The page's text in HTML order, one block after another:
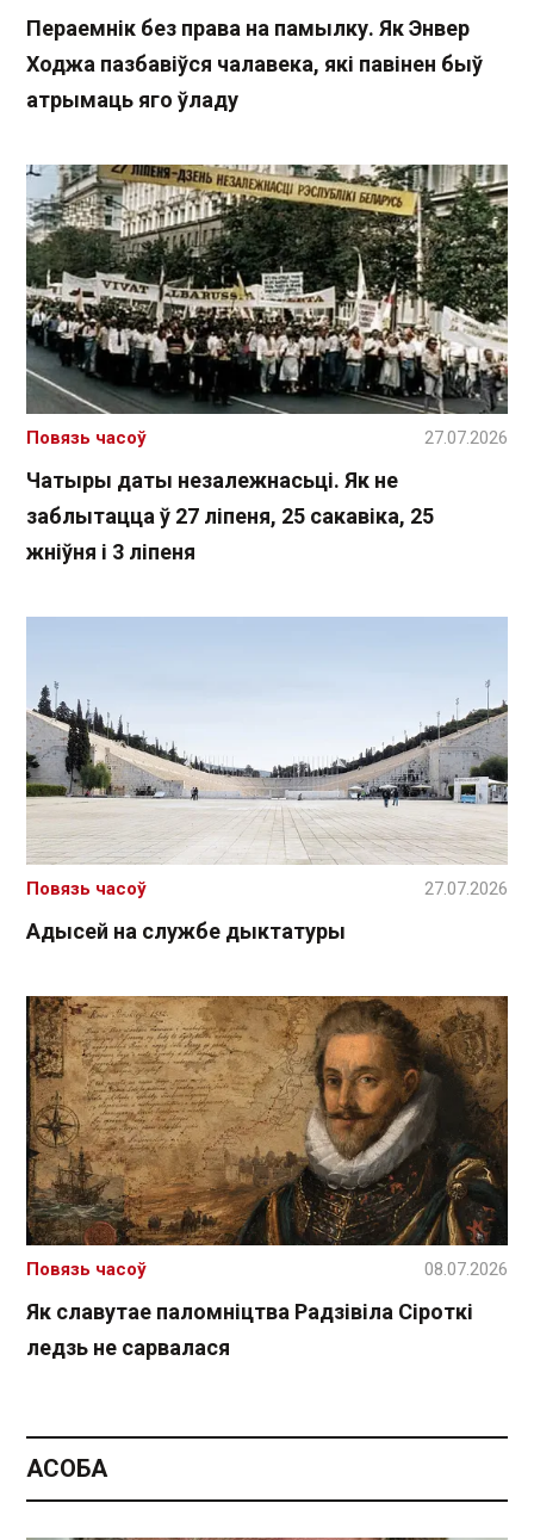
Пераемнік без права на памылку. Як Энвер
Ходжа пазбавіўся чалавека, які павінен быў
атрымаць яго ўладу
Чатыры даты незалежнасьці. Як не
заблытацца ў 27 ліпеня, 25 сакавіка, 25
жніўня і 3 ліпеня
Повязь часоў 27.07.2026
Адысей на службе дыктатуры
Повязь часоў 27.07.2026
Як славутае паломніцтва Радзівіла Сіроткі
ледзь не сарвалася
Повязь часоў 08.07.2026
АСОБА